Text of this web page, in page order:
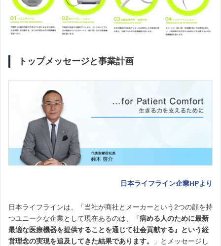
トップメッセージと事業計画
日本ライフライン企業HPより
日本ライフラインは、「当社が商社とメーカーという2つの顔を持
つユニークな企業として現在あるのは、『病める人のために最新
最適な医療機器を提供することを通じて社会貢献する』という経
営理念の実現を追及してきた結果であります。
」とメッセージし